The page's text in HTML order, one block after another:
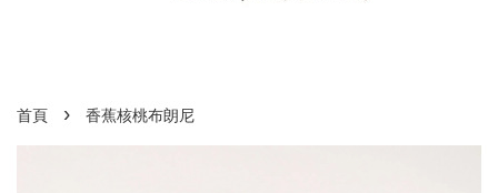
首頁 › 香蕉核桃布朗尼